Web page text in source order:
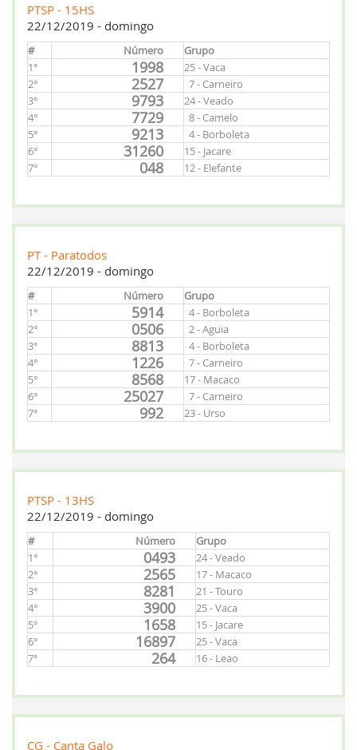
PTSP - 15HS
22/12/2019 - domingo
# Número
Grupo
1°
1998
25 - Vaca
2°
2527
7 - Carneiro
3°
9793
24 - Veado
4°
7729
8 - Camelo
5°
9213
4 - Borboleta
6°
31260
15 - Jacare
7°
048 12 - Elefante
PT - Paratodos
22/12/2019 - domingo
# Número
Grupo
1°
5914
4 - Borboleta
2°
0506
2 - Aguia
3°
8813
4 - Borboleta
4°
1226
7 - Carneiro
5°
8568
17 - Macaco
6°
25027
7 - Carneiro
7°
992 23 - Urso
PTSP - 13HS
22/12/2019 - domingo
# Número
Grupo
1°
0493
24 - Veado
2°
2565
17 - Macaco
3°
8281
21 - Touro
4°
3900
25 - Vaca
5°
1658
15 - Jacare
6°
16897
25 - Vaca
7°
264 16 - Leao
CG - Canta Galo